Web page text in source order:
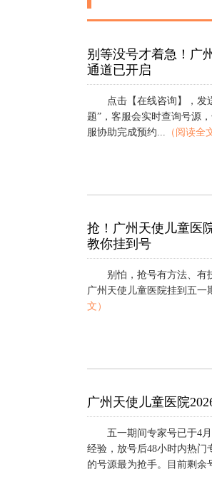
别等没号才着急！广
通道已开启
点击【在线咨询】，发
题”，客服会实时查询号源
服协助完成预约... （阅读全
抢！广州天使儿童医
教你挂到号
别怕，抢号有方法、有
广州天使儿童医院挂到五一
文）
广州天使儿童医院
五一期间专家号已于4
经验，放号后48小时内热门
的号源最为抢手。目前剩余